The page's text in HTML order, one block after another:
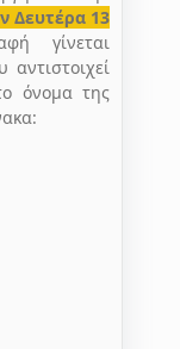
Δευτέρα 13
γίνεται
όνομα της